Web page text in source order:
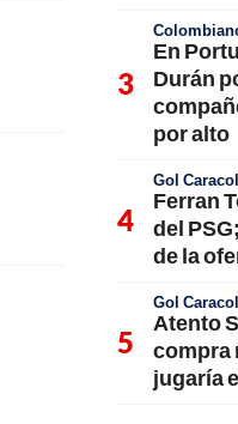
En
Durán
por alto
Gol Caracol
Ferran
del
de la
Gol Caracol
Atento
compra
jugaría